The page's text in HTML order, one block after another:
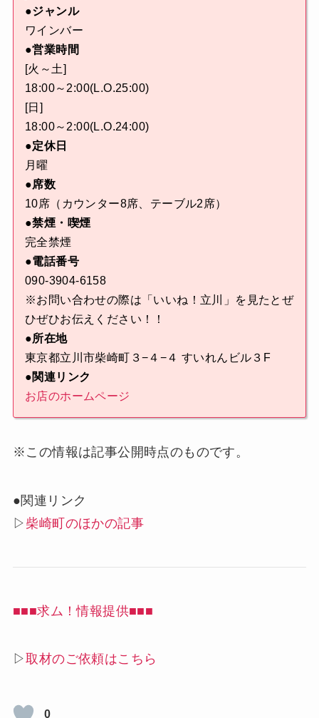
●ジャンル
ワインバー
●営業時間
[火～土]
18:00～2:00(L.O.25:00)
[日]
18:00～2:00(L.O.24:00)
●定休日
月曜
●席数
10席（カウンター8席、テーブル2席）
●禁煙・喫煙
完全禁煙
●電話番号
090-3904-6158
※お問い合わせの際は「いいね！立川」を見たとぜ
ひぜひお伝えください！！
●所在地
東京都立川市柴崎町３−４−４ すいれんビル３F
●関連リンク
お店のホームページ
※この情報は記事公開時点のものです。
●関連リンク
▷ 柴崎町のほかの記事
■■■求ム！情報提供■■■
▷取材のご依頼はこちら
0